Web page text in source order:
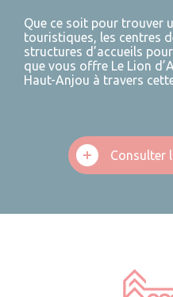
Que ce soit pour trouver
touristiques, les centres
structures d’accueils
que vous offre Le Lion
Haut-Anjou à travers
Consulter